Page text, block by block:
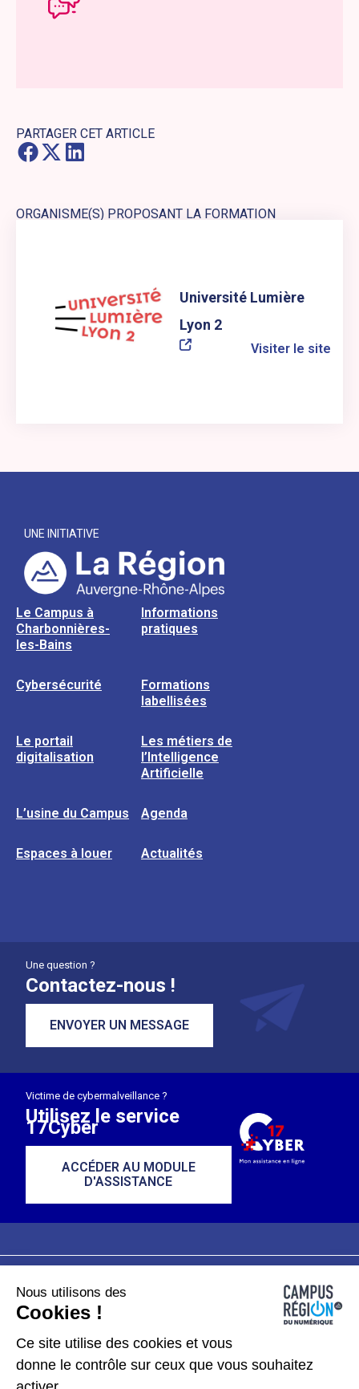
PARTAGER CET ARTICLE
ORGANISME(S) PROPOSANT LA FORMATION
Université Lumière
Lyon 2
Visiter le site
UNE INITIATIVE
Le Campus à
Charbonnières-
les-Bains
Informations
pratiques
Cybersécurité
Formations
labellisées
Le portail
digitalisation
Les métiers de
l’Intelligence
Artificielle
L’usine du Campus Agenda
Espaces à louer Actualités
Une question ?
Contactez-nous !
ENVOYER UN MESSAGE
Victime de cybermalveillance ?
Utilisez le service
17Cyber
ACCÉDER AU MODULE
D'ASSISTANCE
Plan du site
Données personnelles
Gérer les cookies
Nous utilisons des
Cookies !
Ce site utilise des cookies et vous
donne le contrôle sur ceux que vous souhaitez